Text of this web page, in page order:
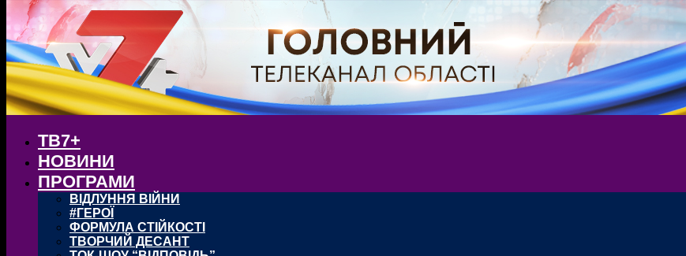
ТВ7+
НОВИНИ
ПРОГРАМИ
ВІДЛУННЯ ВІЙНИ
#ГЕРОЇ
ФОРМУЛА СТІЙКОСТІ
ТВОРЧИЙ ДЕСАНТ